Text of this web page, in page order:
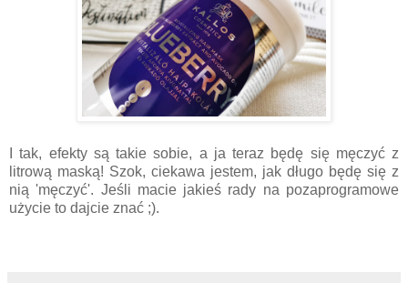
I tak, efekty są takie sobie, a ja teraz będę się męczyć z
litrową maską! Szok, ciekawa jestem, jak długo będę się z
nią 'męczyć'. Jeśli macie jakieś rady na pozaprogramowe
użycie to dajcie znać ;).